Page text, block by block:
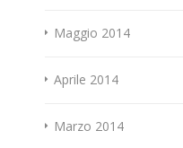
Maggio 2014
Aprile 2014
Marzo 2014